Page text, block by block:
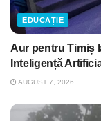
EDUCAȚIE
Aur pentru Timiș
Inteligență
AUGUST 7, 2026